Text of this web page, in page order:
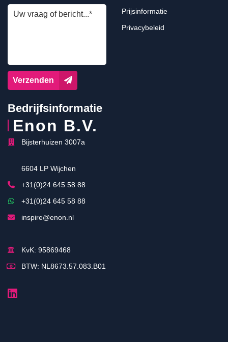
Verzenden
Prijsinformatie
Privacybeleid
Bedrijfsinformatie
Enon B.V.
Bijsterhuizen 3007a
6604 LP Wijchen
+31(0)24 645 58 88
+31(0)24 645 58 88
inspire@enon.nl
KvK: 95869468
BTW: NL8673.57.083.B01